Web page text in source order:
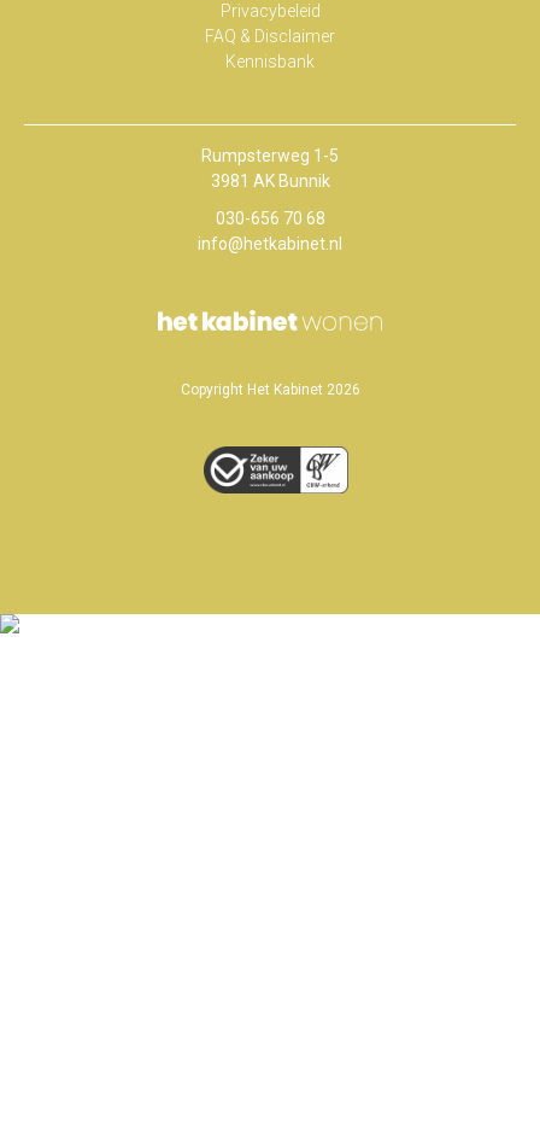
Privacybeleid
FAQ & Disclaimer
Kennisbank
Rumpsterweg 1-5
3981 AK Bunnik
030-656 70 68
info@hetkabinet.nl
Copyright Het Kabinet 2026